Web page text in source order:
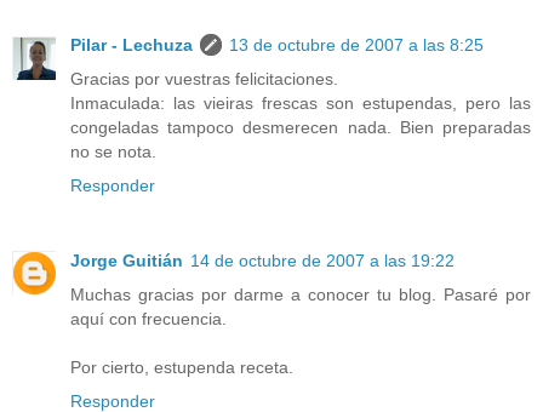
Pilar - Lechuza
13 de octubre de 2007 a las 8:25
Gracias por vuestras felicitaciones.
Inmaculada: las vieiras frescas son estupendas, pero las
congeladas tampoco desmerecen nada. Bien preparadas
no se nota.
Responder
Jorge Guitián 14 de octubre de 2007 a las 19:22
Muchas gracias por darme a conocer tu blog. Pasaré por
aquí con frecuencia.
Por cierto, estupenda receta.
Responder